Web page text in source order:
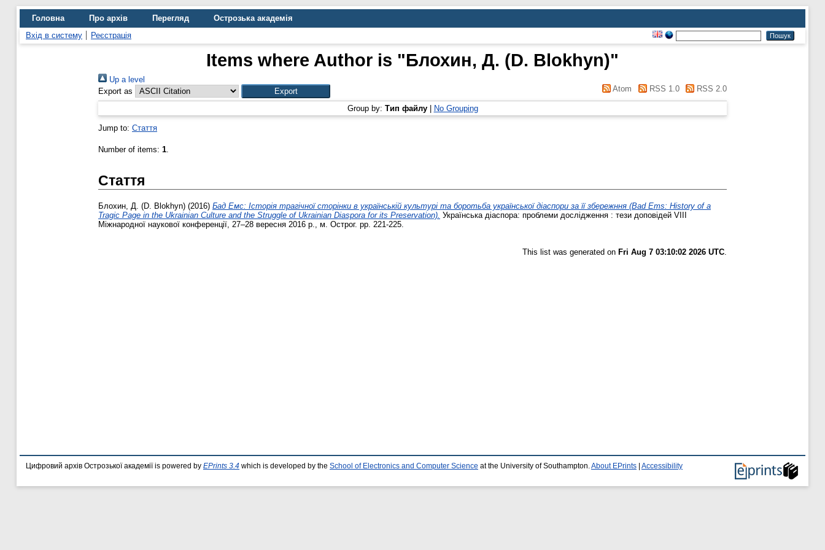
Головна Про архів Перегляд
Острозька академія
Вхід в систему
Реєстрація
Items where Author is "Блохин, Д. (D. Blokhyn)"
Up a level
Export as
Atom RSS 1.0 RSS 2.0
Group by: Тип файлу| No Grouping
Jump to: Стаття
Number of items: 1.
Стаття
Блохин, Д. (D. Blokhyn) (2016) Бад Емс: Історія трагічної сторінки в українській культурі та боротьба української діаспори за її збережння (Bad Ems: History of a
Tragic Page in the Ukrainian Culture and the Struggle of Ukrainian Diaspora for its Preservation). Українська діаспора: проблеми дослідження : тези доповідей VIII
Міжнародної наукової конференції, 27–28 вересня 2016 р., м. Острог. pp. 221-225.
This list was generated on Fri Aug 7 03:10:02 2026 UTC.
Цифровий архів Острозької академії is powered by EPrints 3.4 which is developed by the School of Electronics and Computer Science at the University of Southampton. About EPrints Accessibility